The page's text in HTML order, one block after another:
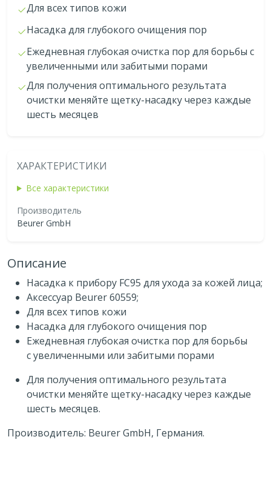
Для всех типов кожи
Насадка для глубокого очищения пор
Ежедневная глубокая очистка пор для борьбы с
увеличенными или забитыми порами
Для получения оптимального результата
очистки меняйте щетку-насадку через каждые
шесть месяцев
ХАРАКТЕРИСТИКИ
Все характеристики
Производитель
Beurer GmbH
Описание
Насадка к прибору FC95 для ухода за кожей лица;
Аксессуар Beurer 60559;
Для всех типов кожи
Насадка для глубокого очищения пор
Ежедневная глубокая очистка пор для борьбы
с увеличенными или забитыми порами
Для получения оптимального результата
очистки меняйте щетку-насадку через каждые
шесть месяцев.
Производитель: Beurer GmbH, Германия.